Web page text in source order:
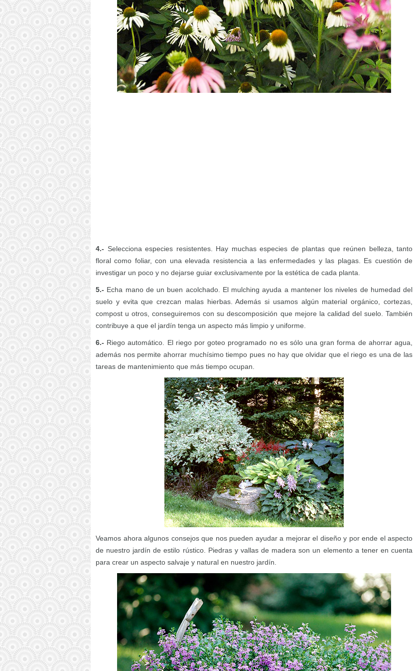
4.- Selecciona especies resistentes. Hay muchas especies de plantas que reúnen belleza, tanto
floral como foliar, con una elevada resistencia a las enfermedades y las plagas. Es cuestión de
investigar un poco y no dejarse guiar exclusivamente por la estética de cada planta.
5.- Echa mano de un buen acolchado. El mulching ayuda a mantener los niveles de humedad del
suelo y evita que crezcan malas hierbas. Además si usamos algún material orgánico, cortezas,
compost u otros, conseguiremos con su descomposición que mejore la calidad del suelo. También
contribuye a que el jardín tenga un aspecto más limpio y uniforme.
6.- Riego automático. El riego por goteo programado no es sólo una gran forma de ahorrar agua,
además nos permite ahorrar muchísimo tiempo pues no hay que olvidar que el riego es una de las
tareas de mantenimiento que más tiempo ocupan.
Veamos ahora algunos consejos que nos pueden ayudar a mejorar el diseño y por ende el aspecto
de nuestro jardín de estilo rústico. Piedras y vallas de madera son un elemento a tener en cuenta
para crear un aspecto salvaje y natural en nuestro jardín.